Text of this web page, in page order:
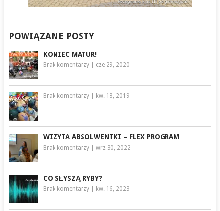
POWIĄZANE POSTY
KONIEC MATUR!
Brak komentarzy| cze 29, 2020
Brak komentarzy| kw. 18, 2019
WIZYTA ABSOLWENTKI – FLEX PROGRAM
Brak komentarzy| wrz 30, 2022
CO SŁYSZĄ RYBY?
Brak komentarzy| kw. 16, 2023